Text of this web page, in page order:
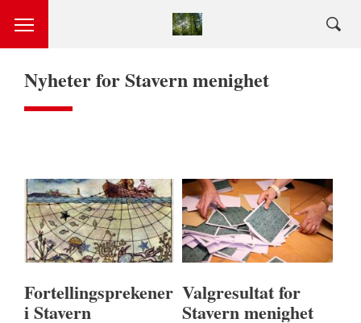
Nyheter for Stavern menighet
Fortellingsprekener
i Stavern
Valgresultat for
Stavern menighet